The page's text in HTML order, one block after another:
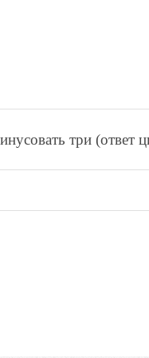
тpи (ответ